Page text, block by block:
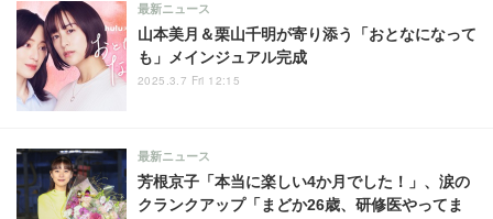
山本美月＆栗山千明が寄り添う「おとなになって
も」メインジュアル完成
最新ニュース
2025.3.7 Fri 12:15
芳根京子「本当に楽しい4か月でした！」、涙の
クランクアップ「まどか26歳、研修医やってま
最新ニュース